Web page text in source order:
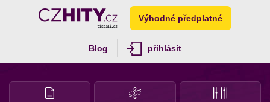
Výhodné předplatné
Blog přihlásit